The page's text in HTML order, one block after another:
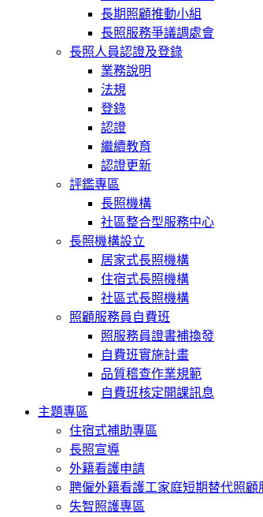
長期照顧推動小組
長照服務爭議調處會
長照人員認證及登錄
業務說明
法規
登錄
認證
繼續教育
認證更新
評鑑專區
長照機構
社區整合型服務中心
長照機構設立
居家式長照機構
住宿式長照機構
社區式長照機構
照顧服務員自費班
照服務員證書補換發
自費班實施計畫
品質稽查作業規範
自費班核定開課訊息
主題專區
住宿式補助專區
長照宣導
外籍看護申請
聘僱外籍看護工家庭短期替代照顧
失智照護專區